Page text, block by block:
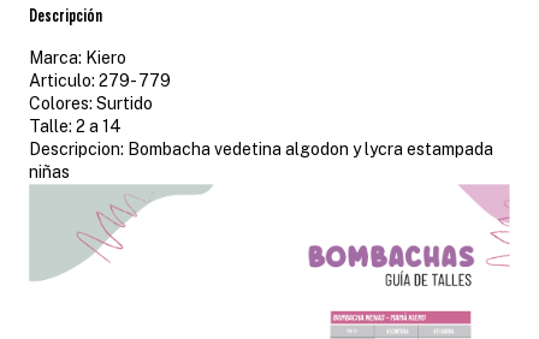
Descripción
Marca: Kiero
Articulo: 279- 779
Colores: Surtido
Talle: 2 a 14
Descripcion: Bombacha vedetina algodon y lycra estampada
niñas